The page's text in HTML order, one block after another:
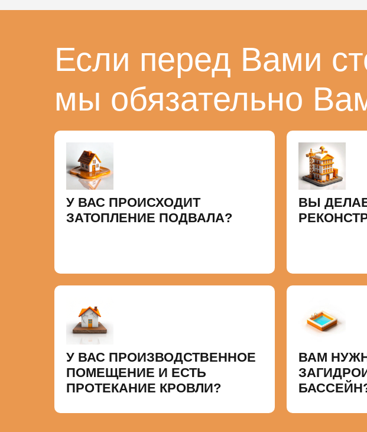
Если перед Вами
мы обязательно
У ВАС ПРОИСХОДИТ
ЗАТОПЛЕНИЕ ПОДВАЛА?
ВЫ
У ВАС ПРОИЗВОДСТВЕННОЕ
ПОМЕЩЕНИЕ И ЕСТЬ
ПРОТЕКАНИЕ КРОВЛИ?
ВАМ